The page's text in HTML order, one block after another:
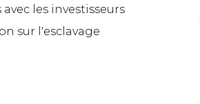
les investisseurs
sur l'esclavage